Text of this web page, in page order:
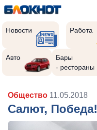
Новости Работа
Авто
Бары
- рестораны
Общество 11.05.2018
Салют, Победа!